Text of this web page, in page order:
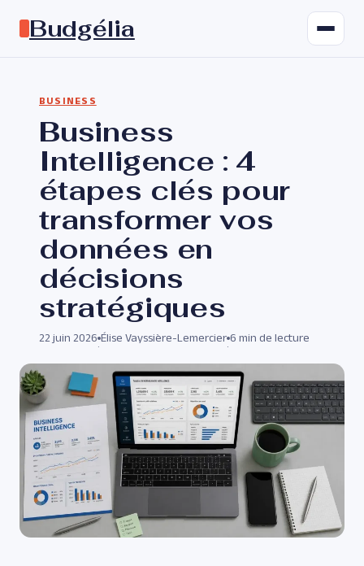
Budgélia
BUSINESS
Business
Intelligence : 4
étapes clés pour
transformer vos
données en
décisions
stratégiques
22 juin 2026
·
Élise Vayssière-Lemercier
·
6 min de lecture